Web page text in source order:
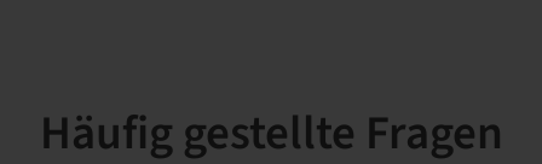
Häufig gestellte Fragen